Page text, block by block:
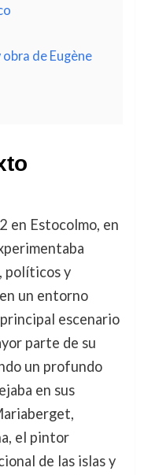
de Eugène
en Estocolmo, en
políticos y
un entorno
escenario
parte de su
un profundo
en sus
el pintor
de las islas y